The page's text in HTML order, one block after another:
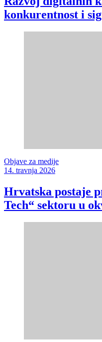
konkurentnost i
Objave za medije
14. travnja 2026
Hrvatska postaje
Tech“ sektoru u